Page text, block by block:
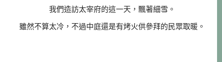
我們造訪太宰府的這一天，飄著細雪。
雖然不算太冷，不過中庭還是有烤火供參拜的民眾取暖。